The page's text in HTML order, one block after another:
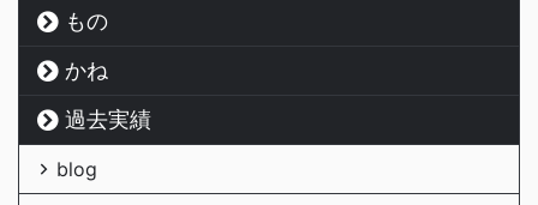
もの
かね
過去実績
blog